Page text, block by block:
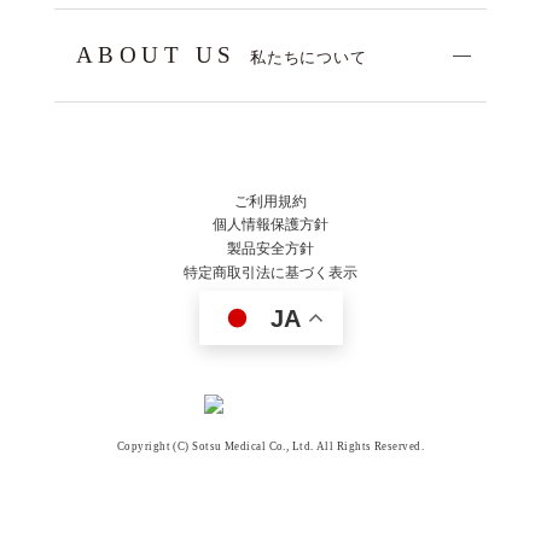
ABOUT US 私たちについて
ご利用規約
個人情報保護方針
製品安全方針
特定商取引法に基づく表示
JA
Copyright (C) Sotsu Medical Co., Ltd. All Rights Reserved.